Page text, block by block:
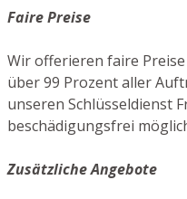
Faire Preise
Wir offerieren faire
über 99 Prozent aller
unseren Schlüsseldienst
beschädigungsfrei
Zusätzliche Angebote